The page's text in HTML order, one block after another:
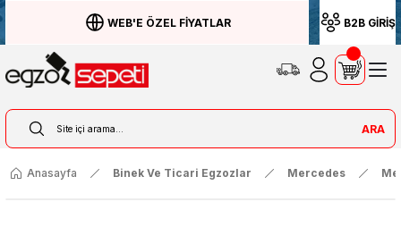
WEB'E ÖZEL FİYATLAR B2B GİRİŞ
ARA
Anasayfa Binek Ve Ticari Egzozlar Mercedes